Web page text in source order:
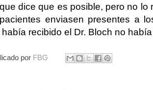
dice que es posible, pero no lo
enviasen presentes a
recibido el Dr. Bloch no
por FBG